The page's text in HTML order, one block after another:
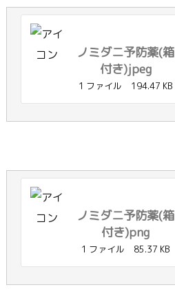
ノミダニ予防薬(箱
付き)jpeg
1 ファイル 194.47 KB
ノミダニ予防薬(箱
付き)png
1 ファイル 85.37 KB